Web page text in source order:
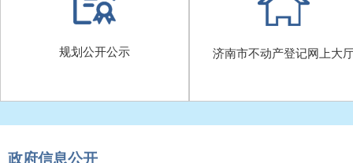
规划公开公示 济南市不动产登记网上大
政府信息公开